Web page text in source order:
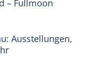
– Fullmoon
Ausstellungen,